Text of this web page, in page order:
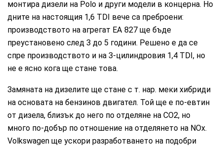
монтира дизели на Polo и други модели в концерна. Но
дните на настоящия 1,6 TDI вече са преброени:
производството на агрегат EA 827 ще бъде
преустановено след 3 до 5 години. Решено е да се
спре производството и на 3-цилиндровия 1,4 TDI, но
не е ясно кога ще стане това.
Замяната на дизелите ще стане с т. нар. меки хибриди
на основата на бензинов двигател. Той ще е по-евтин
от дизела, близък до него по отделяне на CO2, но
много по-добър по отношение на отделянето на NOx.
Volkswagen ще ускори разработването на подобри